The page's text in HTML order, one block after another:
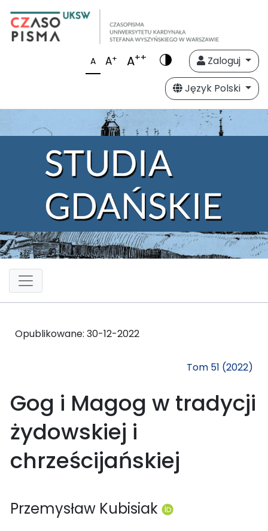
A A+ A++
Zaloguj
Język Polski
Opublikowane: 30-12-2022
Tom 51 (2022)
Gog i Magog w tradycji
żydowskiej i
chrześcijańskiej
Przemysław Kubisiak